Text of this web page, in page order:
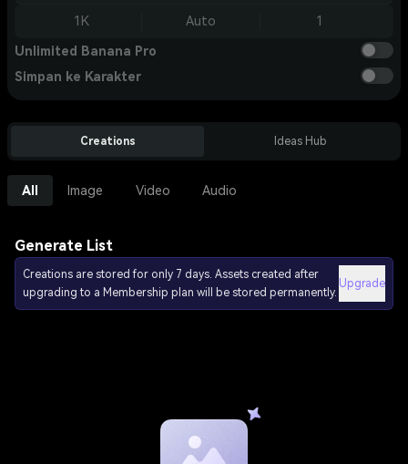
1K Auto 1
Unlimited Banana Pro
Simpan ke Karakter
Creations Ideas Hub
All Image Video Audio
Generate List
Creations are stored for only 7 days. Assets created after
upgrading to a Membership plan will be stored permanently.
Upgrade